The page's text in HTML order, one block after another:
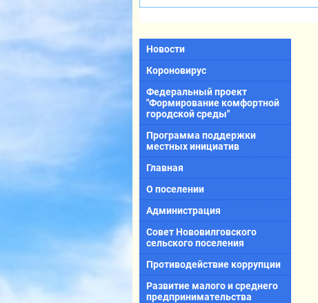
Новости
Короновирус
Федеральный проект
"Формирование комфортной
городской среды"
Программа поддержки
местных инициатив
Главная
О поселении
Администрация
Совет Нововилговского
сельского поселения
Противодействие коррупции
Развитие малого и среднего
предпринимательства